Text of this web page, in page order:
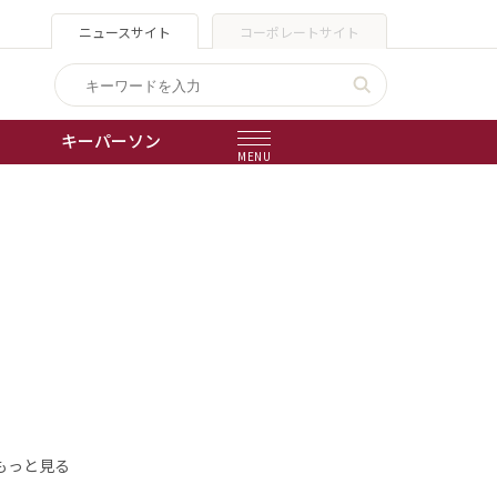
ニュースサイト コーポレートサイト
キーパーソン
MENU
っと見る